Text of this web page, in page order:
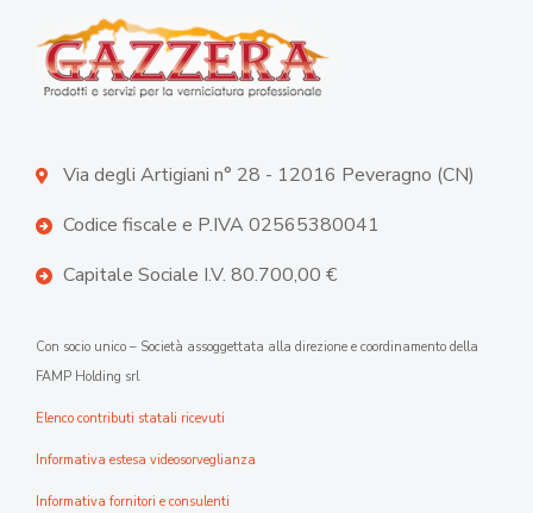
Via degli Artigiani n° 28 - 12016 Peveragno (CN)
Codice fiscale e P.IVA 02565380041
Capitale Sociale I.V. 80.700,00 €
Con socio unico – Società assoggettata alla direzione e coordinamento della
FAMP Holding srl
Elenco contributi statali ricevuti
Informativa estesa videosorveglianza
Informativa fornitori e consulenti